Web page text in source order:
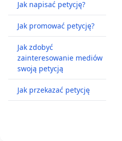
Jak napisać petycję?
Jak promować petycję?
Jak zdobyć
zainteresowanie mediów
swoją petycją
Jak przekazać petycję